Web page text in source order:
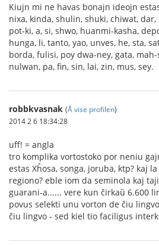
Kiujn mi ne havas bonajn ideojn
nixa, kinda, shulin, shuki, chiwat,
pot-ki, a, si, shwo, huanmi-kasha,
hunga, li, tanto, yao, unves, he, sta,
borda, fulisi, poy dwa-ney, gata,
nulwan, pa, fin, sin, lai, zin, mus, sey.
robbkvasnak (Å vise profilen)
2014 2 6 18:34:28
uff! = angla
tro komplika vortostoko por neniu
estas Xĥosa, songa, joruba, ktp? kaj
regiono? eble iom da seminola kaj
guarani-a...... vere kun ĉirkaŭ 6.600
povus selekti unu vorton de ĉiu
ĉiu lingvo - sed kiel tio faciligus